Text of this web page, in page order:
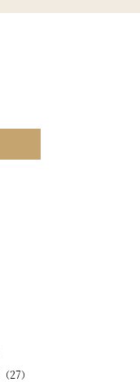
（27）